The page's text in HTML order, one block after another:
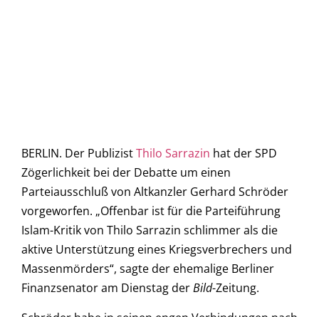
BERLIN. Der PublizistThilo Sarrazin hat der SPD
Zögerlichkeit bei der Debatte um einen
Parteiausschluß von Altkanzler Gerhard Schröder
vorgeworfen. „Offenbar ist für die Parteiführung
Islam-Kritik von Thilo Sarrazin schlimmer als die
aktive Unterstützung eines Kriegsverbrechers und
Massenmörders“, sagte der ehemalige Berliner
Finanzsenator am Dienstag derBild-Zeitung.